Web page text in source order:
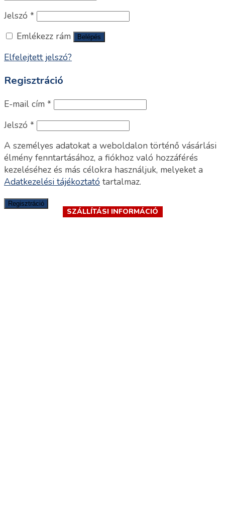
SZÁLLÍTÁSI INFORMÁCIÓ
SZÁLLÍTÁSI INFORMÁCIÓ
SZÁLLÍTÁSI INFORMÁCIÓ
SZÁLLÍTÁSI INFORMÁCIÓ
SZÁLLÍTÁSI INFORMÁCIÓ
SZÁLLÍTÁSI INFORMÁCIÓ
Jelszó *
Emlékezz rám
Belépés
Elfelejtett jelszó?
Regisztráció
E-mail cím *
Jelszó *
A személyes adatokat a weboldalon történő vásárlási
élmény fenntartásához, a fiókhoz való hozzáférés
kezeléséhez és más célokra használjuk, melyeket a
Adatkezelési tájékoztató tartalmaz.
Regisztráció